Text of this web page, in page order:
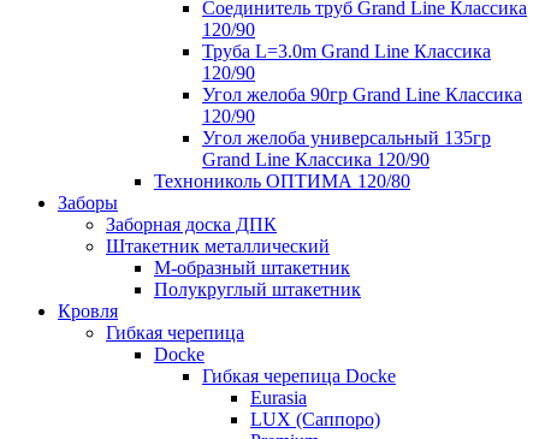
Соединитель труб Grand Line Классика
120/90
Труба L=3.0m Grand Line Классика
120/90
Угол желоба 90гр Grand Line Классика
120/90
Угол желоба универсальный 135гр
Grand Line Классика 120/90
Технониколь ОПТИМА 120/80
Заборы
Заборная доска ДПК
Штакетник металлический
М-образный штакетник
Полукруглый штакетник
Кровля
Гибкая черепица
Docke
Гибкая черепица Docke
Eurasia
LUX (Саппоро)